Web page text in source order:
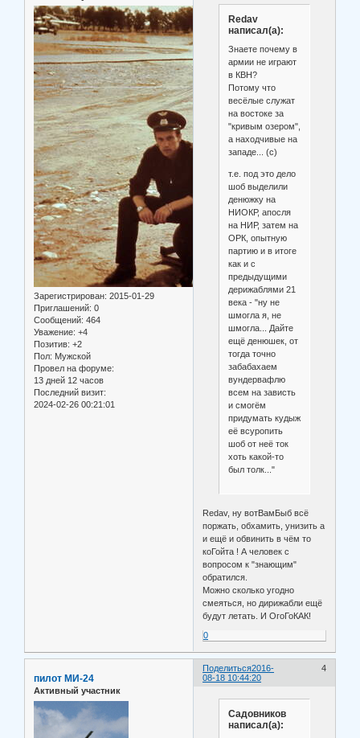
Зарегистрирован: 2015-01-29
Приглашений: 0
Сообщений: 464
Уважение: +4
Позитив: +2
Пол: Мужской
Провел на форуме:
13 дней 12 часов
Последний визит:
2024-02-26 00:21:01
Redav
написал(а):
Знаете почему в
армии не играют
в КВН?
Потому что
весёлые служат
на востоке за
"кривым озером",
а находчивые на
западе... (с)
т.е. под это дело
шоб выделили
денюжку на
НИОКР, апосля
на НИР, затем на
ОРК, опытную
партию и в итоге
как и с
предыдущими
дерижаблями 21
века - "ну не
шмогла я, не
шмогла... Дайте
ещё денюшек, от
тогда точно
забабахаем
вундервафлю
всем на зависть
и смогём
придумать кудыж
её всуропить
шоб от неё ток
хоть какой-то
был толк..."
Redav, ну вотВамБыб всё
поржать, обхамить, унизить а
и ещё и обвинить в чём то
коГойта ! А человек с
вопросом к "знающим"
обратился.
Можно сколько угодно
смеяться, но дирижабли ещё
будут летать. И ОгоГоКАК!
0
Поделиться 4
2016-
08-18 10:44:20
пилот МИ-24
Активный участник
Садовников
написал(а):